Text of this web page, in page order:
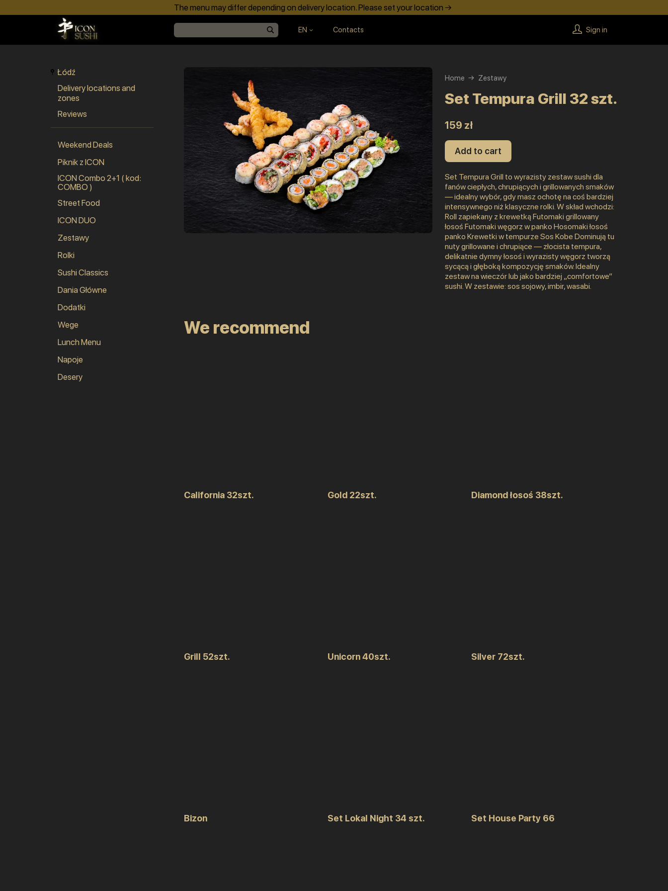
The menu may differ depending on delivery location. Please set your location →
EN Contacts Sign in
Łódź
Delivery locations and
zones
Reviews
Weekend Deals
Piknik z ICON
ICON Combo 2+1 ( kod:
COMBO )
Street Food
ICON DUO
Zestawy
Rolki
Sushi Classics
Dania Główne
Dodatki
Wege
Lunch Menu
Napoje
Desery
Home Zestawy
Set Tempura Grill 32 szt.
159 zł
Add to cart
Set Tempura Grill to wyrazisty zestaw sushi dla
fanów ciepłych, chrupiących i grillowanych smaków
— idealny wybór, gdy masz ochotę na coś bardziej
intensywnego niż klasyczne rolki. W skład wchodzi:
Roll zapiekany z krewetką Futomaki grillowany
łosoś Futomaki węgorz w panko Hosomaki łosoś
panko Krewetki w tempurze Sos Kobe Dominują tu
nuty grillowane i chrupiące — złocista tempura,
delikatnie dymny łosoś i wyrazisty węgorz tworzą
sycącą i głęboką kompozycję smaków. Idealny
zestaw na wieczór lub jako bardziej „comfortowe”
sushi. W zestawie: sos sojowy, imbir, wasabi.
We recommend
California 32szt. Gold 22szt. Diamond łosoś 38szt.
Grill 52szt. Unicorn 40szt. Silver 72szt.
Bizon Set Lokal Night 34 szt. Set House Party 66